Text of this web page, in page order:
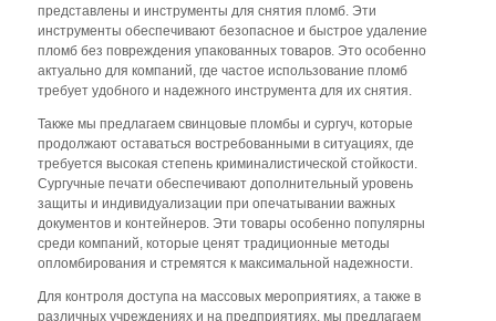
представлены и инструменты для снятия пломб. Эти
инструменты обеспечивают безопасное и быстрое удаление
пломб без повреждения упакованных товаров. Это особенно
актуально для компаний, где частое использование пломб
требует удобного и надежного инструмента для их снятия.
Также мы предлагаем свинцовые пломбы и сургуч, которые
продолжают оставаться востребованными в ситуациях, где
требуется высокая степень криминалистической стойкости.
Сургучные печати обеспечивают дополнительный уровень
защиты и индивидуализации при опечатывании важных
документов и контейнеров. Эти товары особенно популярны
среди компаний, которые ценят традиционные методы
опломбирования и стремятся к максимальной надежности.
Для контроля доступа на массовых мероприятиях, а также в
различных учреждениях и на предприятиях, мы предлагаем